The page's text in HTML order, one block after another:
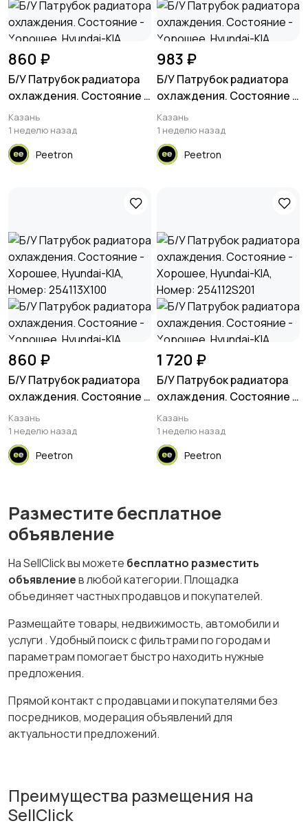
860 ₽
Б/У Патрубок радиатора
охлаждения. Состояние -
Хорошее, Hyundai-KIA,
Номер: 254113X100
Казань
1 неделю назад
Peetron
983 ₽
Б/У Патрубок радиатора
охлаждения. Состояние -
Хорошее, Hyundai-KIA,
Номер: 254113X100
Казань
1 неделю назад
Peetron
860 ₽
Б/У Патрубок радиатора
охлаждения. Состояние -
Хорошее, Hyundai-KIA,
Номер: 254113X100
Казань
1 неделю назад
Peetron
1 720 ₽
Б/У Патрубок радиатора
охлаждения. Состояние -
Хорошее, Hyundai-KIA,
Номер: 254112S201
Казань
1 неделю назад
Peetron
Разместите бесплатное
объявление
На SellClick вы можете бесплатно разместить
объявлениев любой категории. Площадка
объединяет частных продавцов и покупателей.
Размещайте товары, недвижимость, автомобили и
услуги . Удобный поиск с фильтрами по городам и
параметрам помогает быстро находить нужные
предложения.
Прямой контакт с продавцами и покупателями без
посредников, модерация объявлений для
актуальности предложений.
Преимущества размещения на
SellClick